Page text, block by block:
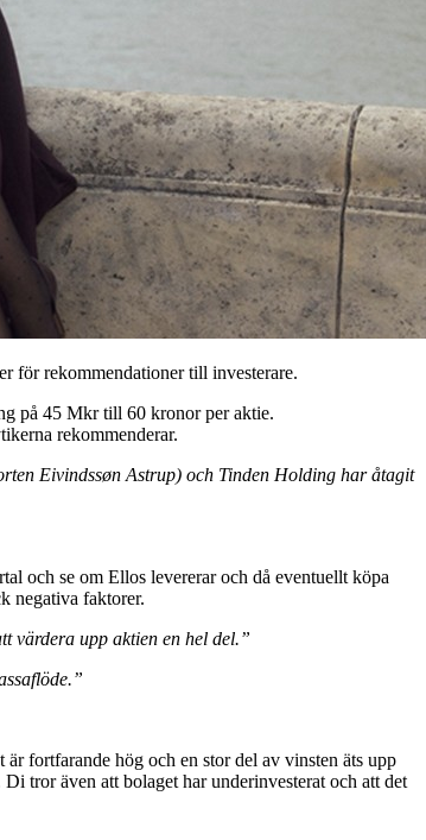
för rekommendationer till investerare.
på 45 Mkr till 60 kronor per aktie.
rekommenderar.
Eivindssøn Astrup) och Tinden Holding har åtagit
och se om Ellos levererar och då eventuellt köpa
negativa faktorer.
värdera upp aktien en hel del.”
fortfarande hög och en stor del av vinsten äts upp
tror även att bolaget har underinvesterat och att det